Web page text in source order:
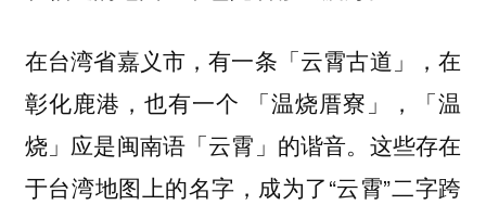
在台湾省嘉义市，有一条「云霄古道」，在
彰化鹿港，也有一个 「温烧厝寮」
，「温
烧」应是闽南语「云霄」的谐音。这些存在
于台湾地图上的名字，成为了“云霄”二字跨